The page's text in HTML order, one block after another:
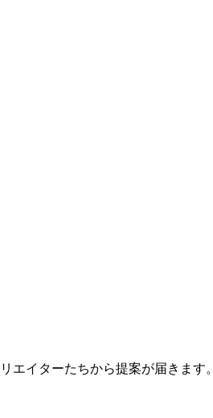
エイターたちから提案が届きます。